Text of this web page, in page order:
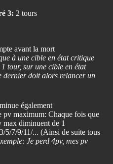
3: 2 tours
avant la mort
à une cible en état critique
tour, sur une cible en état
dernier doit alors relancer un
également
pv maximum: Chaque fois que
max diminuent de 1
5/7/9/11/... (Ainsi de suite tous
Je perd 4pv, mes pv